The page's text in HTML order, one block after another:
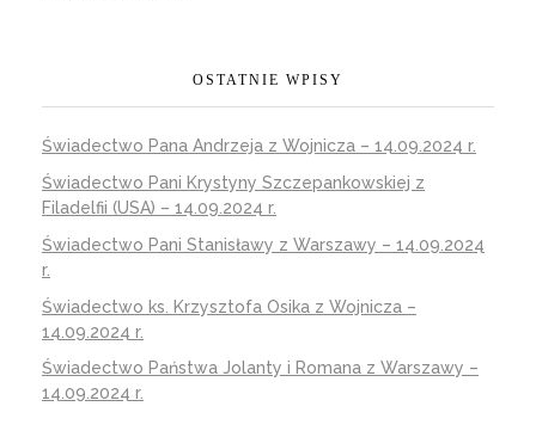
OSTATNIE WPISY
Świadectwo Pana Andrzeja z Wojnicza – 14.09.2024 r.
Świadectwo Pani Krystyny Szczepankowskiej z
Filadelfii (USA) – 14.09.2024 r.
Świadectwo Pani Stanisławy z Warszawy – 14.09.2024
r.
Świadectwo ks. Krzysztofa Osika z Wojnicza –
14.09.2024 r.
Świadectwo Państwa Jolanty i Romana z Warszawy –
14.09.2024 r.